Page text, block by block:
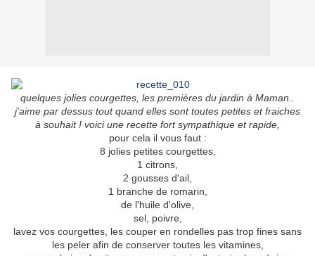
quelques jolies courgettes, les premières du jardin à Maman..
j'aime par dessus tout quand elles sont toutes petites et fraiches
à souhait ! voici une recette fort sympathique et rapide,
pour cela il vous faut :
8 jolies petites courgettes,
1 citrons,
2 gousses d'ail,
1 branche de romarin,
de l'huile d'olive,
sel, poivre,
lavez vos courgettes, les couper en rondelles pas trop fines sans
les peler afin de conserver toutes les vitamines,